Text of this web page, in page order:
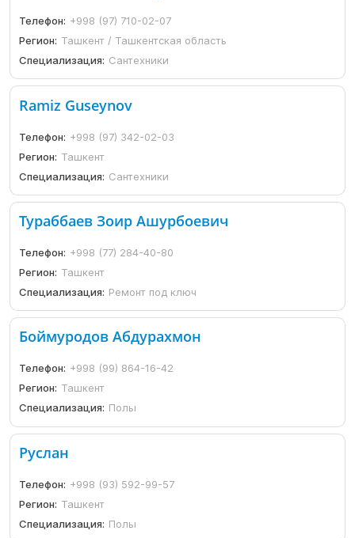
Телефон: +998 (97) 710-02-07
Регион: Ташкент / Ташкентская область
Специализация: Сантехники
Ramiz Guseynov
Телефон: +998 (97) 342-02-03
Регион: Ташкент
Специализация: Сантехники
Тураббаев Зоир Ашурбоевич
Телефон: +998 (77) 284-40-80
Регион: Ташкент
Специализация: Ремонт под ключ
Боймуродов Абдурахмон
Телефон: +998 (99) 864-16-42
Регион: Ташкент
Специализация: Полы
Руслан
Телефон: +998 (93) 592-99-57
Регион: Ташкент
Специализация: Полы